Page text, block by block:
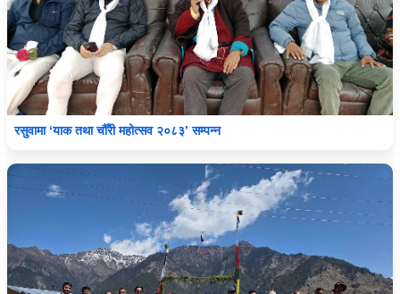
रसुवामा ‘याक तथा चौँरी महोत्सव २०८३’ सम्पन्न